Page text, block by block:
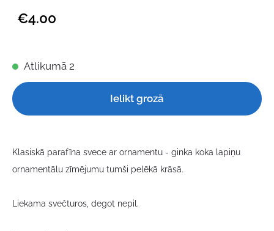
€4.00
Atlikumā 2
Ielikt grozā
Klasiskā parafīna svece ar ornamentu - ginka koka lapiņu
ornamentālu zīmējumu tumši pelēkā krāsā.
Liekama svečturos, degot nepil.